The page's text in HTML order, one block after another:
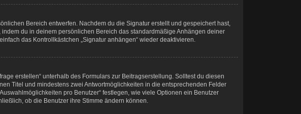
Bereich entwerfen. Nachdem du die Signatur erstellt und gespeichert hast,
du in deinem persönlichen Bereich das standardmäßige Anhängen deiner
das Kontrollkästchen „Signatur anhängen“ wieder deaktivieren.
erstellen“ unterhalb des Formulars zur Beitragserstellung. Solltest du diesen
Titel und mindestens zwei Antwortmöglichkeiten in die entsprechenden Felder
pro Benutzer“ festlegen, wie viele Optionen ein Benutzer
ob die Benutzer ihre Stimme ändern können.